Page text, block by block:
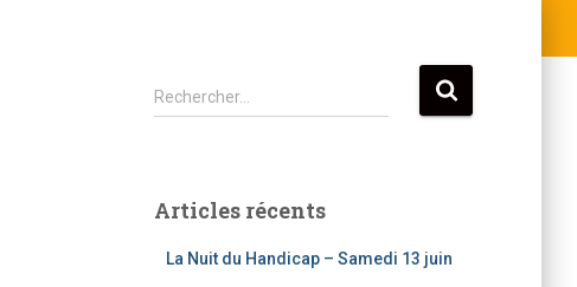
R
e
r
Rechercher…
Articles récents
La Nuit du Handicap – Samedi 13 juin